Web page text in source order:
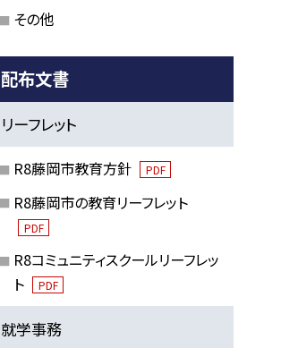
その他
配布文書
リーフレット
R8藤岡市教育方針 PDF
R8藤岡市の教育リーフレット
PDF
R8コミュニティスクールリーフレッ
ト
PDF
就学事務